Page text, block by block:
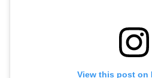
View this post on